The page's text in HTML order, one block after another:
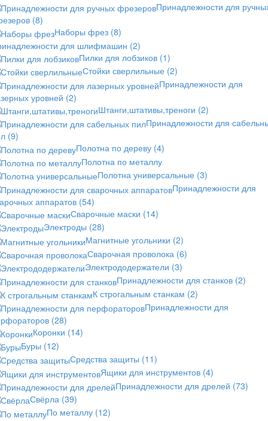
Принадлежности для
(8)
Наборы фрез (8)
для шлифмашин (2)
Пилки для лобзиков (1)
Стойки сверлильные (2)
Принадлежности для
уровней (2)
Штанги,штативы,треноги (2)
Принадлежности для
(9)
Полотна по дереву (4)
Полотна по металлу
Полотна универсальные (3)
Принадлежности для
аппаратов (54)
Сварочные маски (14)
Электроды (28)
Магнитные угольники (2)
Сварочная проволока (6)
Электрододержатели (3)
Принадлежности для станков (2)
К строгальным станкам (2)
Принадлежности для
(28)
Коронки (14)
Буры (12)
Средства защиты (11)
Ящики для инструментов (4)
Принадлежности для дрелей (73)
Свёрла (39)
По металлу (12)